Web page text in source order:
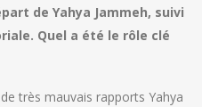
de Yahya Jammeh, suivi
Quel a été le rôle clé
très mauvais rapports Yahya